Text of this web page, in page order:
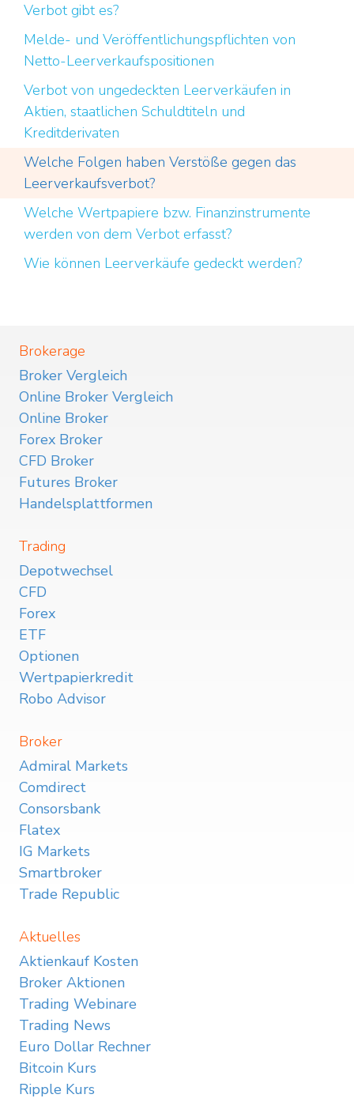
Verbot gibt es?
Melde- und Veröffentlichungspflichten von
Netto-Leerverkaufspositionen
Verbot von ungedeckten Leerverkäufen in
Aktien, staatlichen Schuldtiteln und
Kreditderivaten
Welche Folgen haben Verstöße gegen das
Leerverkaufsverbot?
Welche Wertpapiere bzw. Finanzinstrumente
werden von dem Verbot erfasst?
Wie können Leerverkäufe gedeckt werden?
Brokerage
Broker Vergleich
Online Broker Vergleich
Online Broker
Forex Broker
CFD Broker
Futures Broker
Handelsplattformen
Trading
Depotwechsel
CFD
Forex
ETF
Optionen
Wertpapierkredit
Robo Advisor
Broker
Admiral Markets
Comdirect
Consorsbank
Flatex
IG Markets
Smartbroker
Trade Republic
Aktuelles
Aktienkauf Kosten
Broker Aktionen
Trading Webinare
Trading News
Euro Dollar Rechner
Bitcoin Kurs
Ripple Kurs